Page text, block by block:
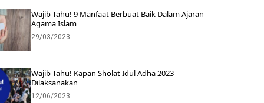
Wajib Tahu! 9 Manfaat Berbuat Baik Dalam Ajaran
Agama Islam
29/03/2023
Wajib Tahu! Kapan Sholat Idul Adha 2023
Dilaksanakan
12/06/2023